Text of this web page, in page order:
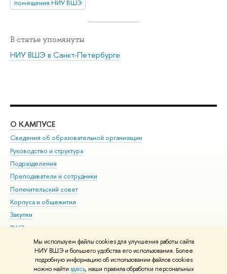
Мы используем файлы cookies для улучшения работы сайта
НИУ ВШЭ и большего удобства его использования. Более
подробную информацию об использовании файлов cookies
можно найти здесь, наши правила обработки персональных
помещения НИУ ВШЭ
В статье упомянуты
НИУ ВШЭ в Санкт-Петербурге
О КАМПУСЕ
Сведения об образовательной организации
Руководство и структура
Подразделения
Преподаватели и сотрудники
Попечительский совет
Корпуса и общежития
Закупки
ВШЭ для студентов с ограниченными возможностями
здоровья и инвалидностью
Версия для слабовидящих
Единая платежная страница